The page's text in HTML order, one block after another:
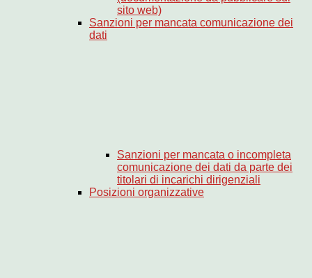
sito web)
Sanzioni per mancata comunicazione dei
dati
Sanzioni per mancata o incompleta
comunicazione dei dati da parte dei
titolari di incarichi dirigenziali
Posizioni organizzative